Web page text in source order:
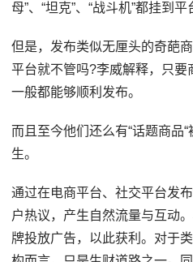
母”、“坦克”、“战斗机”都挂到平
但是，发布类似无厘头的奇葩
平台就不管吗?李威解释，只要
一般都能够顺利发布。
而且至今他们还么有“话题商品
生。
通过在电商平台、社交平台发
户热议，产生自然流量与互动
牌投放广告，以此获利。对于